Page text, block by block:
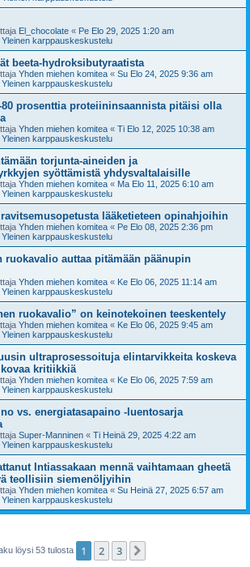
El_chocolate « Pe Elo 29, 2025 1:20 am
Yleinen karppauskeskustelu
beeta-hydroksibutyraatista
Yhden miehen komitea « Su Elo 24, 2025 9:36 am
Yleinen karppauskeskustelu
80 prosenttia proteiininsaannista pitäisi olla
Yhden miehen komitea « Ti Elo 12, 2025 10:38 am
Yleinen karppauskeskustelu
torjunta-aineiden ja
syöttämistä yhdysvaltalaisille
Yhden miehen komitea « Ma Elo 11, 2025 6:10 am
Yleinen karppauskeskustelu
lääketieteen opinahjoihin
Yhden miehen komitea « Pe Elo 08, 2025 2:36 pm
Yleinen karppauskeskustelu
ruokavalio auttaa pitämään päänupin
Yhden miehen komitea « Ke Elo 06, 2025 11:14 am
Yleinen karppauskeskustelu
ruokavalio” on keinotekoinen teeskentely
Yhden miehen komitea « Ke Elo 06, 2025 9:45 am
Yleinen karppauskeskustelu
ultraprosessoituja elintarvikkeita koskeva
kritiikkiä
Yhden miehen komitea « Ke Elo 06, 2025 7:59 am
Yleinen karppauskeskustelu
vs. energiatasapaino -luentosarja
Super-Manninen « Ti Heinä 29, 2025 4:22 am
Yleinen karppauskeskustelu
Intiassakaan mennä vaihtamaan gheetä
teollisiin siemenöljyihin
Yhden miehen komitea « Su Heinä 27, 2025 6:57 am
Yleinen karppauskeskustelu
löysi 53 tulosta 1 2 3